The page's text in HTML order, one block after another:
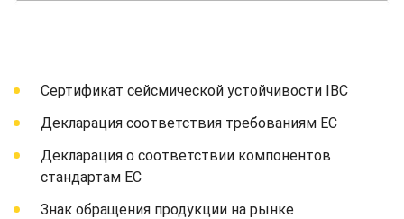
Сертификат сейсмической устойчивости IBC
Декларация соответствия требованиям ЕС
Декларация о соответствии компонентов
стандартам ЕС
Знак обращения продукции на рынке